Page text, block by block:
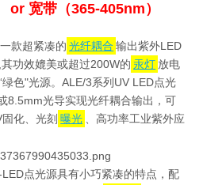
or 宽带（365-405nm）
款超紧凑的 光纤耦合 输出紫外LED
功效媲美或超过200W的 汞灯 放电
色"光源。ALE/3系列UV LED点光
8.5mm光导实现光纤耦合输出，可
化、光刻 曝光 、高功率工业紫外应
点光源具有小巧紧凑的特点，配